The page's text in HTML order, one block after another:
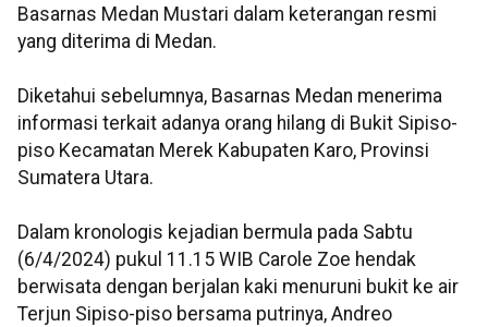
Basarnas Medan Mustari dalam keterangan resmi
yang diterima di Medan.
Diketahui sebelumnya, Basarnas Medan menerima
informasi terkait adanya orang hilang di Bukit Sipiso-
piso Kecamatan Merek Kabupaten Karo, Provinsi
Sumatera Utara.
Dalam kronologis kejadian bermula pada Sabtu
(6/4/2024) pukul 11.15 WIB Carole Zoe hendak
berwisata dengan berjalan kaki menuruni bukit ke air
Terjun Sipiso-piso bersama putrinya, Andreo